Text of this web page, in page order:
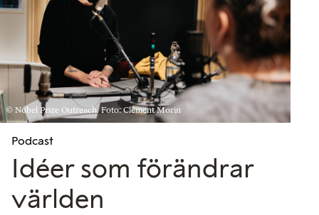
© Nobel Prize Outreach. Foto: Clément Morin
Podcast
Idéer som förändrar
världen